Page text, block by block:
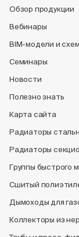
Обзор продукции
Вебинары
BIM-модели и
Семинары
Новости
Полезно знать
Карта сайта
Радиаторы
Радиаторы
Группы быстрого
Сшитый
Дымоходы для
Коллекторы из